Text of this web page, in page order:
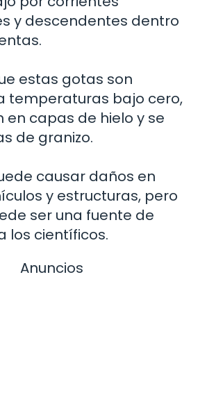
y descendentes dentro
estas gotas son
temperaturas bajo cero,
en capas de hielo y se
de granizo.
causar daños en
y estructuras, pero
ser una fuente de
los científicos.
Anuncios